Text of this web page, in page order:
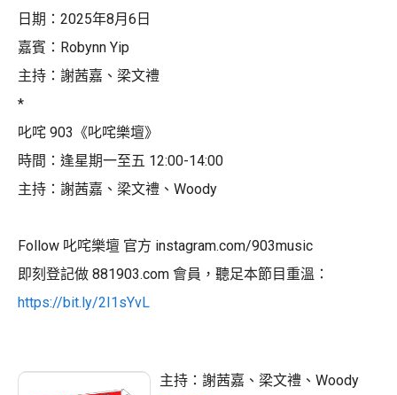
日期：2025年8月6日
嘉賓：Robynn Yip
主持：謝茜嘉、梁文禮
*
叱咤 903《叱咤樂壇》
時間：逢星期一至五 12:00-14:00
主持：謝茜嘉、梁文禮、Woody
Follow 叱咤樂壇 官方 instagram.com/903music
即刻登記做 881903.com 會員，聽足本節目重溫：
https://bit.ly/2I1sYvL
主持： 謝茜嘉 、 梁文禮 、 Woody